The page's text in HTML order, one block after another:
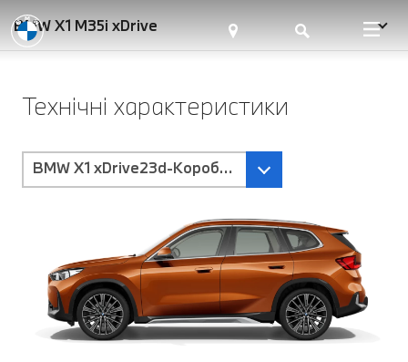
BMW X1 M35i xDrive
Технічні характеристики
BMW X1 xDrive23d-Коробка передач Steptronic з